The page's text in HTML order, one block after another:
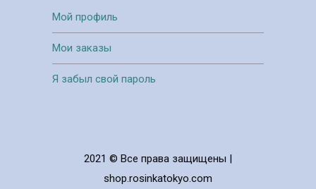
Мой профиль
Мои заказы
Я забыл свой пароль
2021 © Все права защищены |
shop.rosinkatokyo.com